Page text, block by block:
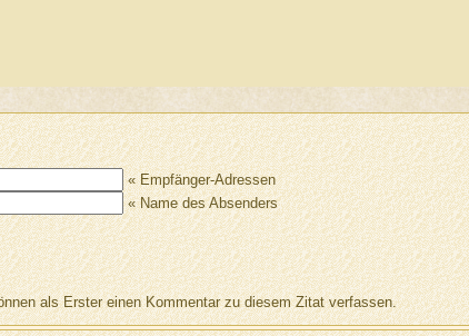
« Empfänger-Adressen
« Name des Absenders
als Erster einen Kommentar zu diesem Zitat verfassen.